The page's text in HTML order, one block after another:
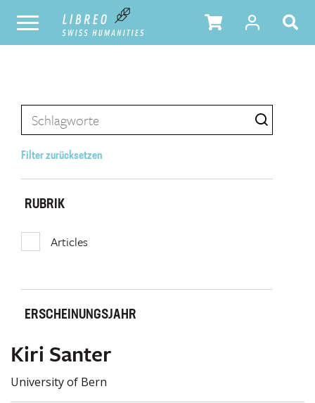
Filter zurücksetzen
RUBRIK
Articles
ERSCHEINUNGSJAHR
Kiri Santer
University of Bern